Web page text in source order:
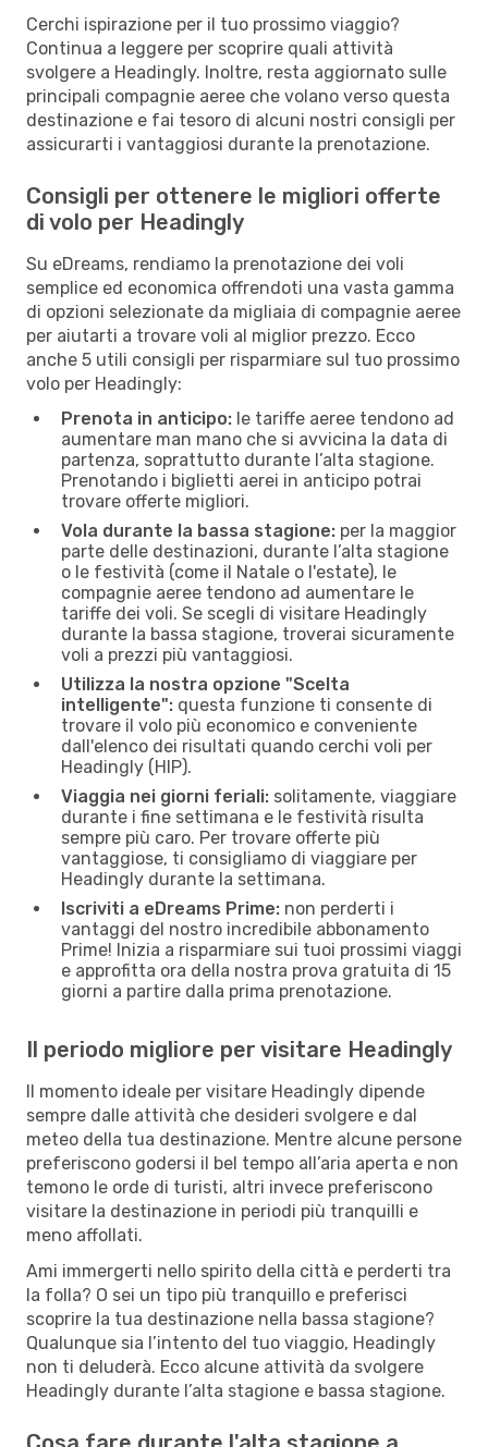
Cerchi ispirazione per il tuo prossimo viaggio?
Continua a leggere per scoprire quali attività
svolgere a Headingly. Inoltre, resta aggiornato sulle
principali compagnie aeree che volano verso questa
destinazione e fai tesoro di alcuni nostri consigli per
assicurarti i vantaggiosi durante la prenotazione.
Consigli per ottenere le migliori offerte
di volo per Headingly
Su eDreams, rendiamo la prenotazione dei voli
semplice ed economica offrendoti una vasta gamma
di opzioni selezionate da migliaia di compagnie aeree
per aiutarti a trovare voli al miglior prezzo. Ecco
anche 5 utili consigli per risparmiare sul tuo prossimo
volo per Headingly:
Prenota in anticipo: le tariffe aeree tendono ad
aumentare man mano che si avvicina la data di
partenza, soprattutto durante l’alta stagione.
Prenotando i biglietti aerei in anticipo potrai
trovare offerte migliori.
Vola durante la bassa stagione: per la maggior
parte delle destinazioni, durante l’alta stagione
o le festività (come il Natale o l'estate), le
compagnie aeree tendono ad aumentare le
tariffe dei voli. Se scegli di visitare Headingly
durante la bassa stagione, troverai sicuramente
voli a prezzi più vantaggiosi.
Utilizza la nostra opzione "Scelta
intelligente": questa funzione ti consente di
trovare il volo più economico e conveniente
dall'elenco dei risultati quando cerchi voli per
Headingly (HIP).
Viaggia nei giorni feriali: solitamente, viaggiare
durante i fine settimana e le festività risulta
sempre più caro. Per trovare offerte più
vantaggiose, ti consigliamo di viaggiare per
Headingly durante la settimana.
Iscriviti a eDreams Prime: non perderti i
vantaggi del nostro incredibile abbonamento
Prime! Inizia a risparmiare sui tuoi prossimi viaggi
e approfitta ora della nostra prova gratuita di 15
giorni a partire dalla prima prenotazione.
Il periodo migliore per visitare Headingly
Il momento ideale per visitare Headingly dipende
sempre dalle attività che desideri svolgere e dal
meteo della tua destinazione. Mentre alcune persone
preferiscono godersi il bel tempo all’aria aperta e non
temono le orde di turisti, altri invece preferiscono
visitare la destinazione in periodi più tranquilli e
meno affollati.
Ami immergerti nello spirito della città e perderti tra
la folla? O sei un tipo più tranquillo e preferisci
scoprire la tua destinazione nella bassa stagione?
Qualunque sia l’intento del tuo viaggio, Headingly
non ti deluderà. Ecco alcune attività da svolgere
Headingly durante l’alta stagione e bassa stagione.